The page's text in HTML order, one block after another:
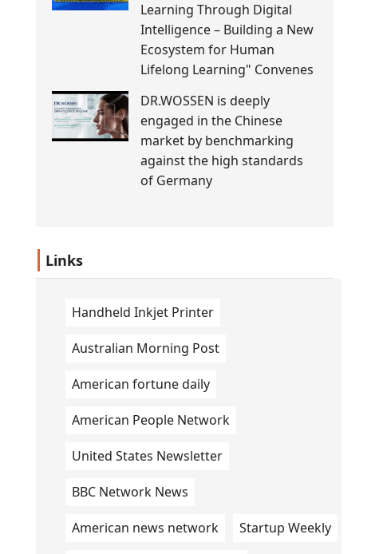
Learning Through Digital
Intelligence – Building a New
Ecosystem for Human
Lifelong Learning" Convenes
DR.WOSSEN is deeply
engaged in the Chinese
market by benchmarking
against the high standards
of Germany
Links
Handheld Inkjet Printer
Australian Morning Post
American fortune daily
American People Network
United States Newsletter
BBC Network News
American news network Startup Weekly